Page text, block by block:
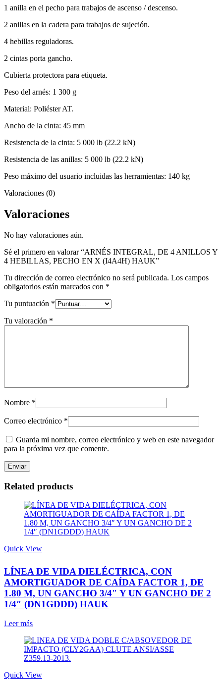
1 anilla en el pecho para trabajos de ascenso / descenso.
2 anillas en la cadera para trabajos de sujeción.
4 hebillas reguladoras.
2 cintas porta gancho.
Cubierta protectora para etiqueta.
Peso del arnés: 1 300 g
Material: Poliéster AT.
Ancho de la cinta: 45 mm
Resistencia de la cinta: 5 000 lb (22.2 kN)
Resistencia de las anillas: 5 000 lb (22.2 kN)
Peso máximo del usuario incluidas las herramientas: 140 kg
Valoraciones (0)
Valoraciones
No hay valoraciones aún.
Sé el primero en valorar “ARNÉS INTEGRAL, DE 4 ANILLOS Y
4 HEBILLAS, PECHO EN X (I4A4H) HAUK”
Tu dirección de correo electrónico no será publicada. Los campos
obligatorios están marcados con *
Tu puntuación *
Tu valoración *
Nombre *
Correo electrónico *
Guarda mi nombre, correo electrónico y web en este navegador
para la próxima vez que comente.
Related products
Quick View
LÍNEA DE VIDA DIELÉCTRICA, CON
AMORTIGUADOR DE CAÍDA FACTOR 1, DE
1.80 M, UN GANCHO 3/4″ Y UN GANCHO DE 2
1/4″ (DN1GDDD) HAUK
Leer más
Quick View